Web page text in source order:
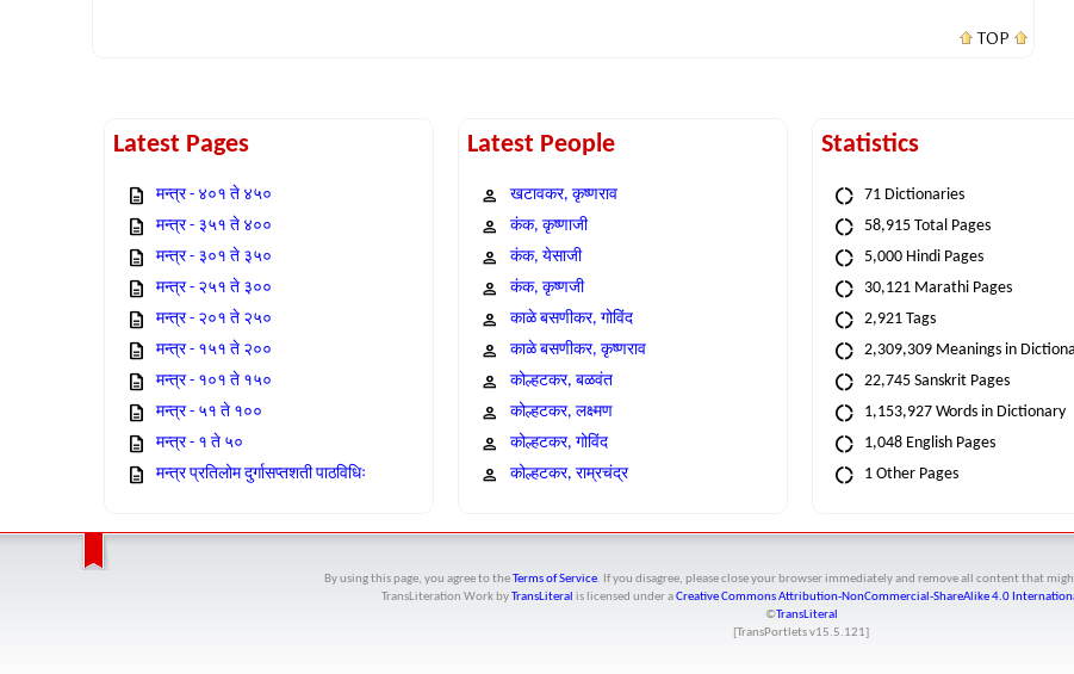
TOP
Latest Pages
मन्त्र - ४०१ ते ४५०
मन्त्र - ३५१ ते ४००
मन्त्र - ३०१ ते ३५०
मन्त्र - २५१ ते ३००
मन्त्र - २०१ ते २५०
मन्त्र - १५१ ते २००
मन्त्र - १०१ ते १५०
मन्त्र - ५१ ते १००
मन्त्र - १ ते ५०
मन्त्र प्रतिलोम दुर्गासप्तशती पाठविधिः
Latest People
खटावकर, कृष्णराव
कंक, कृष्णाजी
कंक, येसाजी
कंक, कृष्णजी
काळे बसणीकर, गोविंद
काळे बसणीकर, कृष्णराव
कोल्हटकर, बळवंत
कोल्हटकर, लक्ष्मण
कोल्हटकर, गोविंद
कोल्हटकर, राम्रचंद्र
Statistics
71 Dictionaries
58,915 Total Pages
5,000 Hindi Pages
30,121 Marathi Pages
2,921 Tags
2,309,309 Meanings in
22,745 Sanskrit Pages
1,153,927 Words in Dictionary
1,048 English Pages
1 Other Pages
By using this page, you agree to the Terms of Service. If you disagree, please close your browser immediately and remove all content that
TransLiteration Workby TransLiteral is licensed under aCreative Commons Attribution-NonCommercial-ShareAlike 4.0
©TransLiteral
[TransPortlets v15.5.121